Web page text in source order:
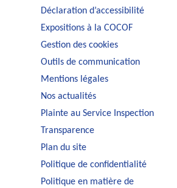
Déclaration d’accessibilité
Expositions à la COCOF
Gestion des cookies
Outils de communication
Mentions légales
Nos actualités
Plainte au Service Inspection
Transparence
Plan du site
Politique de confidentialité
Politique en matière de